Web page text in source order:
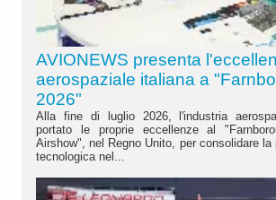
AVIONEWS presenta
aerospaziale italiana a
2026"
Alla fine di luglio 2026, l'industria
portato le proprie eccellenze al
Airshow", nel Regno Unito, per consolidare la
tecnologica nel...